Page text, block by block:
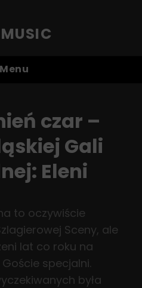
Menu
czar –
Gali
Eleni
to oczywiście
Sceny, ale
lat co roku na
specjalni.
była